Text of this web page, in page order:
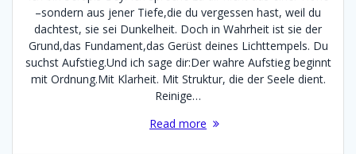
–sondern aus jener Tiefe,die du vergessen hast, weil du
dachtest, sie sei Dunkelheit. Doch in Wahrheit ist sie der
Grund,das Fundament,das Gerüst deines Lichttempels. Du
suchst Aufstieg.Und ich sage dir:Der wahre Aufstieg beginnt
mit Ordnung.Mit Klarheit. Mit Struktur, die der Seele dient.
Reinige…
Read more